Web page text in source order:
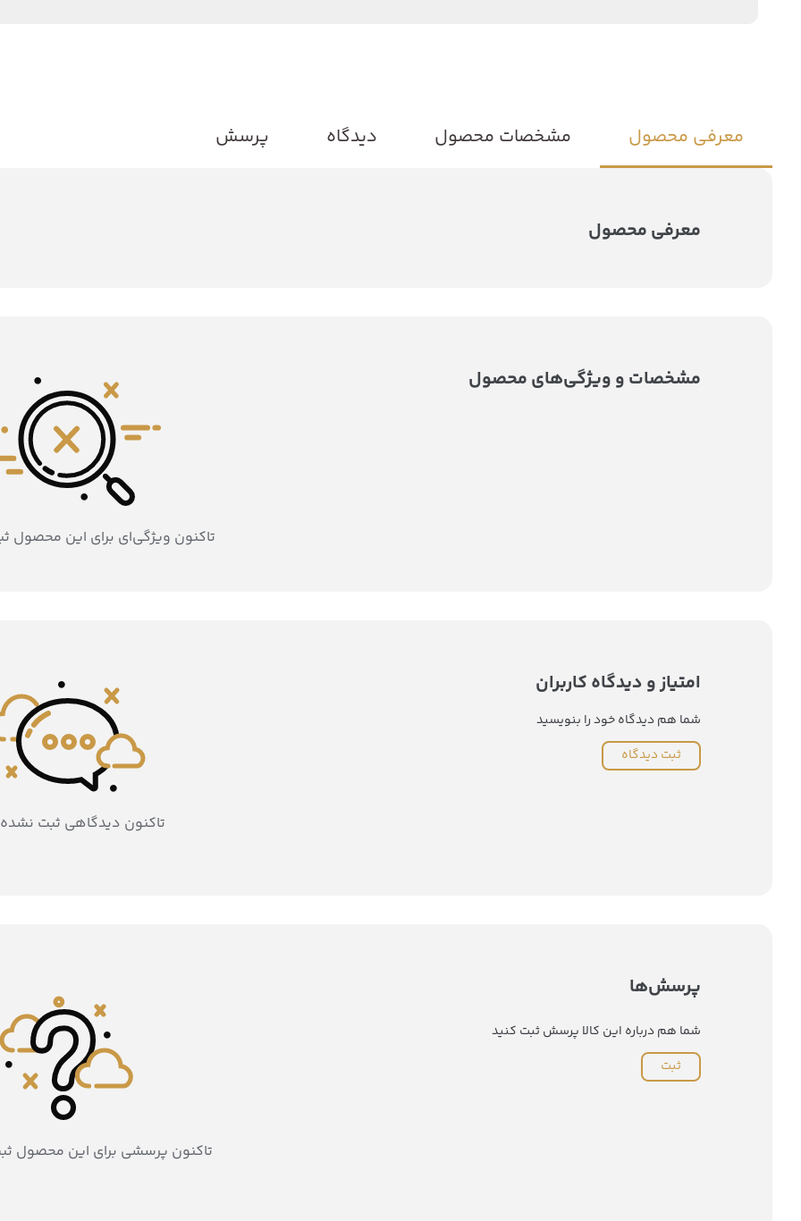
معرفی محصول مشخصات محصول دیدگاه پرسش
معرفی محصول
مشخصات و ویژگی‌های محصول
تاکنون ویژگی‌ای برای این محصول
امتیاز و دیدگاه کاربران
شما هم دیدگاه خود را بنویسید
ثبت دیدگاه
تاکنون دیدگاهی ثبت
پرسش‌ها
شما هم درباره این کالا پرسش ثبت کنید
ثبت
تاکنون پرسشی برای این محصول